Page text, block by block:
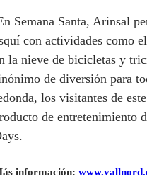
Semana Santa, Arinsal
con actividades como
la nieve de bicicletas y
de diversión para
los visitantes de
de entretenimiento
información: